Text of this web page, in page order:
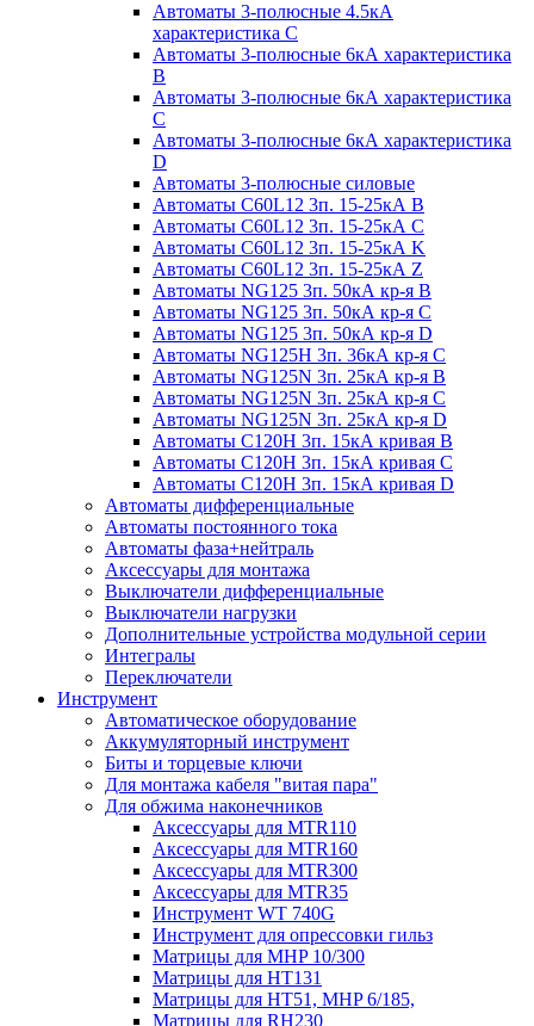
Автоматы 3-полюсные 4.5кА
характеристика С
Автоматы 3-полюсные 6кА характеристика
B
Автоматы 3-полюсные 6кА характеристика
C
Автоматы 3-полюсные 6кА характеристика
D
Автоматы 3-полюсные силовые
Автоматы C60L12 3п. 15-25кА B
Автоматы C60L12 3п. 15-25кА C
Автоматы C60L12 3п. 15-25кА K
Автоматы C60L12 3п. 15-25кА Z
Автоматы NG125 3п. 50кА кр-я B
Автоматы NG125 3п. 50кА кр-я C
Автоматы NG125 3п. 50кА кр-я D
Автоматы NG125H 3п. 36кА кр-я C
Автоматы NG125N 3п. 25кА кр-я B
Автоматы NG125N 3п. 25кА кр-я C
Автоматы NG125N 3п. 25кА кр-я D
Автоматы С120Н 3п. 15кА кривая B
Автоматы С120Н 3п. 15кА кривая C
Автоматы С120Н 3п. 15кА кривая D
Автоматы дифференциальные
Автоматы постоянного тока
Автоматы фаза+нейтраль
Аксессуары для монтажа
Выключатели дифференциальные
Выключатели нагрузки
Дополнительные устройства модульной серии
Интегралы
Переключатели
Инструмент
Автоматическое оборудование
Аккумуляторный инструмент
Биты и торцевые ключи
Для монтажа кабеля "витая пара"
Для обжима наконечников
Аксессуары для MTR110
Аксессуары для MTR160
Аксессуары для MTR300
Аксессуары для MTR35
Инструмент WT 740G
Инструмент для опрессовки гильз
Матрицы для MHP 10/300
Матрицы для НТ131
Матрицы для НТ51, MHP 6/185,
Матрицы для RH230